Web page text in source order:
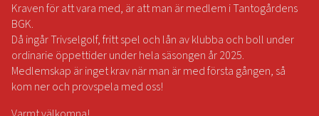
Kraven för att vara med, är att man är medlem i Tantogårdens
BGK.
Då ingår Trivselgolf, fritt spel och lån av klubba och boll under
ordinarie öppettider under hela säsongen år 2025.
Medlemskap är inget krav när man är med första gången, så
kom ner och provspela med oss!